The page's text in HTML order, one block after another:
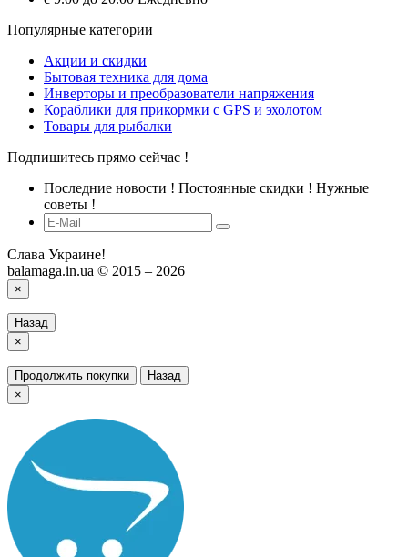
Популярные категории
Акции и скидки
Бытовая техника для дома
Инверторы и преобразователи напряжения
Кораблики для прикормки с GPS и эхолотом
Товары для рыбалки
Подпишитесь прямо сейчас !
Последние новости ! Постоянные скидки ! Нужные
советы !
Слава Украине!
balamaga.in.ua © 2015 – 2026
×
Назад
×
Продолжить покупки
Назад
×